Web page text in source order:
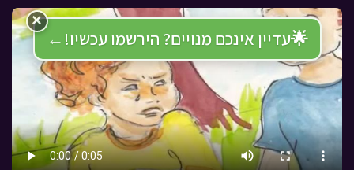
🌟עדיין אינכם מנויים? הירשמו עכשיו! ←
×